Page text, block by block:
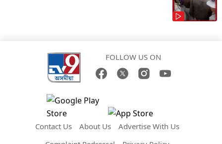
FOLLOW US ON
Contact Us About Us
Advertise With Us